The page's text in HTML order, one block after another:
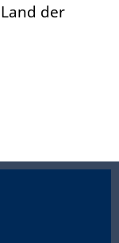
der